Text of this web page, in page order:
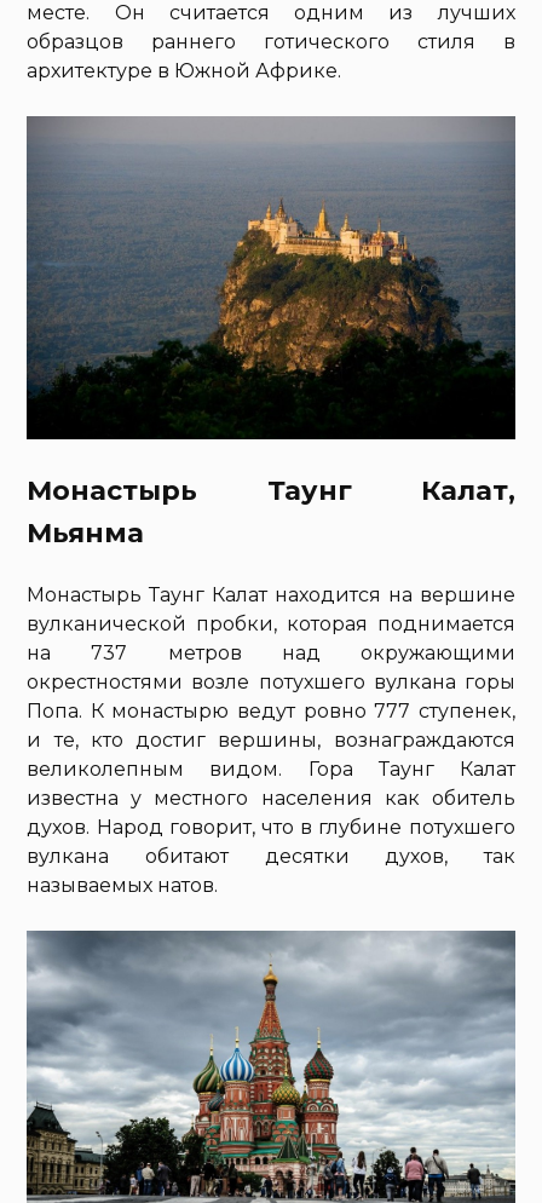
месте. Он считается одним из лучших
образцов раннего готического стиля в
архитектуре в Южной Африке.
Монастырь Таунг Калат,
Мьянма
Монастырь Таунг Калат находится на вершине
вулканической пробки, которая поднимается
на 737 метров над окружающими
окрестностями возле потухшего вулкана горы
Попа. К монастырю ведут ровно 777 ступенек,
и те, кто достиг вершины, вознаграждаются
великолепным видом. Гора Таунг Калат
известна у местного населения как обитель
духов. Народ говорит, что в глубине потухшего
вулкана обитают десятки духов, так
называемых натов.